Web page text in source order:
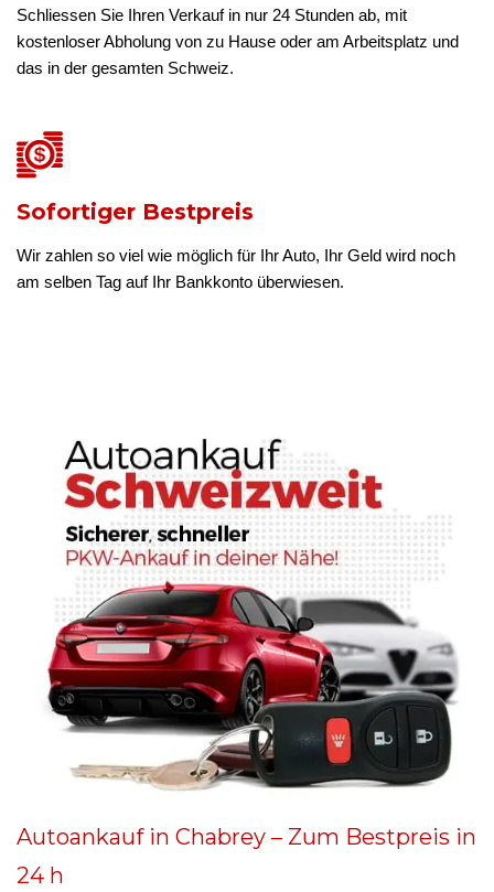
Schliessen Sie Ihren Verkauf in nur 24 Stunden ab, mit
kostenloser Abholung von zu Hause oder am Arbeitsplatz und
das in der gesamten Schweiz.
Sofortiger Bestpreis
Wir zahlen so viel wie möglich für Ihr Auto, Ihr Geld wird noch
am selben Tag auf Ihr Bankkonto überwiesen.
Autoankauf in Chabrey – Zum Bestpreis in
24 h